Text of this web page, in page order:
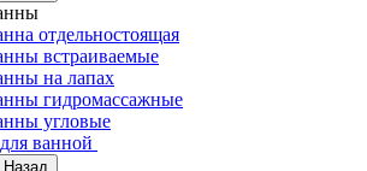
отдельностоящая
встраиваемые
на лапах
гидромассажные
угловые
ванной
Назад